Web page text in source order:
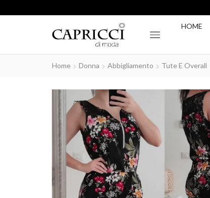
HOME
Home Donna Abbigliamento Tute E Overall